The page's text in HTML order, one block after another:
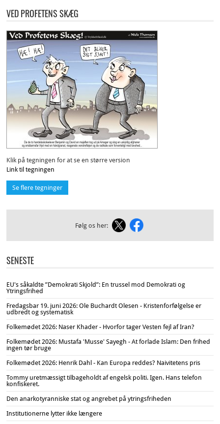
VED PROFETENS SKÆG
Klik på tegningen for at se en større version
Link til tegningen
Se flere tegninger
Følg os her:
SENESTE
EU's såkaldte ”Demokrati Skjold”: En trussel mod Demokrati og
Ytringsfrihed
Fredagsbar 19. juni 2026: Ole Buchardt Olesen - Kristenforfølgelse er
udbredt og systematisk
Folkemødet 2026: Naser Khader - Hvorfor tager Vesten fejl af Iran?
Folkemødet 2026: Mustafa 'Musse' Sayegh - At forlade Islam: Den frihed
ingen tør bruge
Folkemødet 2026: Henrik Dahl - Kan Europa reddes? Naivitetens pris
Tommy uretmæssigt tilbageholdt af engelsk politi. Igen. Hans telefon
konfiskeret.
Den anarkotyranniske stat og angrebet på ytringsfriheden
Institutionerne lytter ikke længere